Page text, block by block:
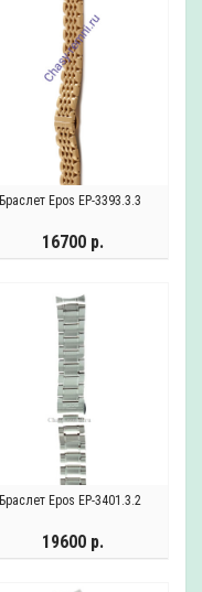
Браслет Epos EP-3393.3.3
16700 р.
Браслет Epos EP-3401.3.2
19600 р.